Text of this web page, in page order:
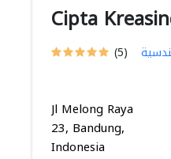
Cipta
(5)
Jl Melong Raya
23, Bandung,
Indonesia